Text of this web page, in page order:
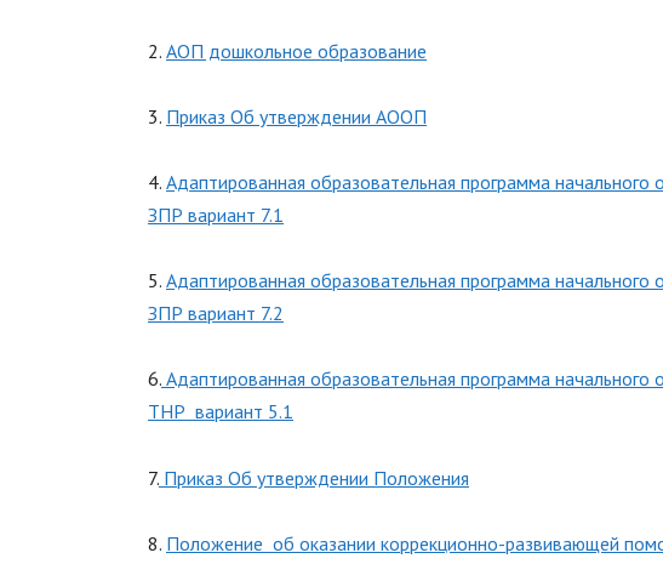
2. АОП дошкольное образование
3. Приказ Об утверждении АООП
4. Адаптированная образовательная программа
ЗПР вариант 7.1
5. Адаптированная образовательная программа
ЗПР вариант 7.2
6. Адаптированная образовательная программа
ТНР вариант 5.1
7. Приказ Об утверждении Положения
8. Положение об оказании коррекционно-развивающей